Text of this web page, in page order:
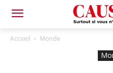
Accueil Monde